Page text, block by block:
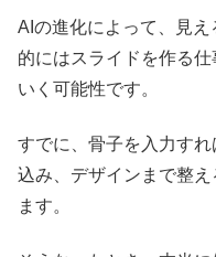
AIの進化によって、見
的にはスライドを作る
いく可能性です。
すでに、骨子を入力す
込み、デザインまで整
ます。